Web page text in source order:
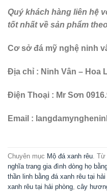
Quý khách hàng liên hệ
tốt nhất về sản phẩm
Cơ sở đá mỹ nghệ ninh
Địa chỉ : Ninh Vân – Hoa
Điện Thoại : Mr Sơn
Email :
Chuyên mục Mộ đá xanh rêu .
nghĩa trang gia đình dòng họ
thần linh bằng đá xanh rêu tại hải
xanh rêu tại hải phòng cây